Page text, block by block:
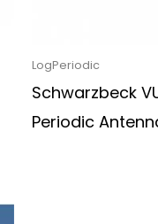
LogPeriodic
Schwarzbeck
Periodic